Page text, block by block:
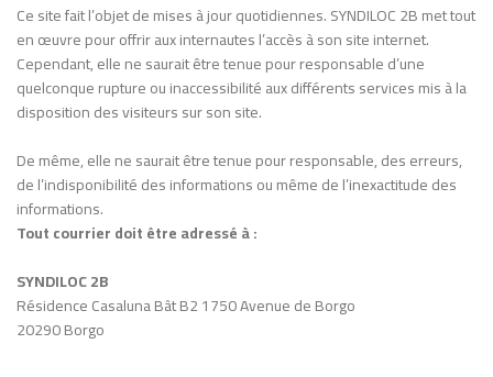
Ce site fait l’objet de mises à jour quotidiennes. SYNDILOC 2B met tout
en œuvre pour offrir aux internautes l’accès à son site internet.
Cependant, elle ne saurait être tenue pour responsable d’une
quelconque rupture ou inaccessibilité aux différents services mis à la
disposition des visiteurs sur son site.
De même, elle ne saurait être tenue pour responsable, des erreurs,
de l’indisponibilité des informations ou même de l’inexactitude des
informations.
Tout courrier doit être adressé à :
SYNDILOC 2B
Résidence Casaluna Bât B2 1750 Avenue de Borgo
20290 Borgo